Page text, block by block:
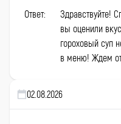
Ответ:
Здравствуйте!
вы оценили
гороховый суп
в меню! Ждем
02.08.2026